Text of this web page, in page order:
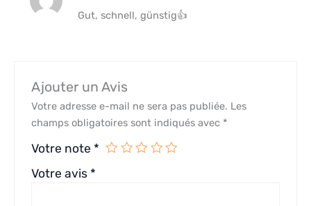
Gut, schnell, günstig👍
Ajouter un Avis
Votre adresse e-mail ne sera pas publiée. Les
champs obligatoires sont indiqués avec *
Votre note *
Votre avis *